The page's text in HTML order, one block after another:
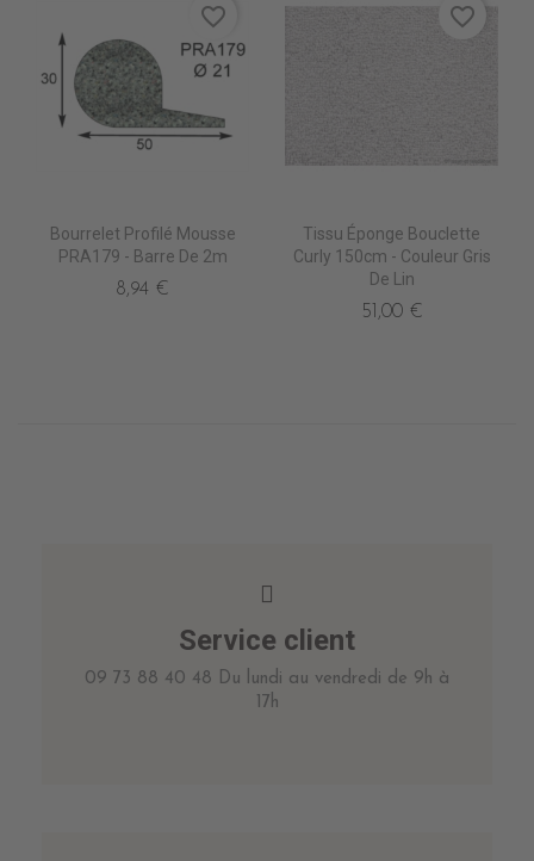
Bourrelet Profilé Mousse
PRA179 - Barre De 2m
8,94 €
favorite_border
Tissu Éponge Bouclette
Curly 150cm - Couleur Gris
De Lin
51,00 €
favorite_border
Service client
09 73 88 40 48 Du lundi au vendredi de 9h à
17h